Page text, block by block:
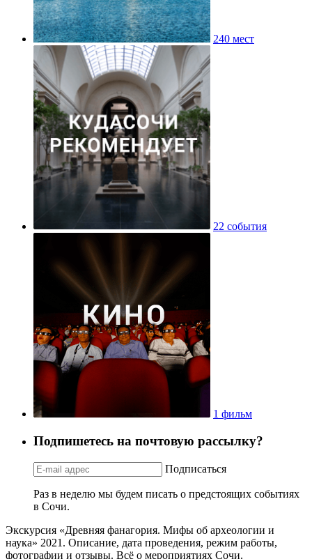
240 мест
22 события
1 фильм
Подпишетесь на почтовую рассылку?
Подписаться
Раз в неделю мы будем писать о предстоящих событиях
в Сочи.
Экскурсия «Древняя фанагория. Мифы об археологии и
наука» 2021. Описание, дата проведения, режим работы,
фотографии и отзывы. Всё о мероприятиях Сочи.